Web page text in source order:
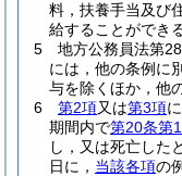
料，扶養手当及び
給することができる
5
地方公務員法第
には，他の条例に
与を除くほか，他
6
第2項又は第3項
期間内で第20条第
し，又は死亡した
日に， 当該各項の